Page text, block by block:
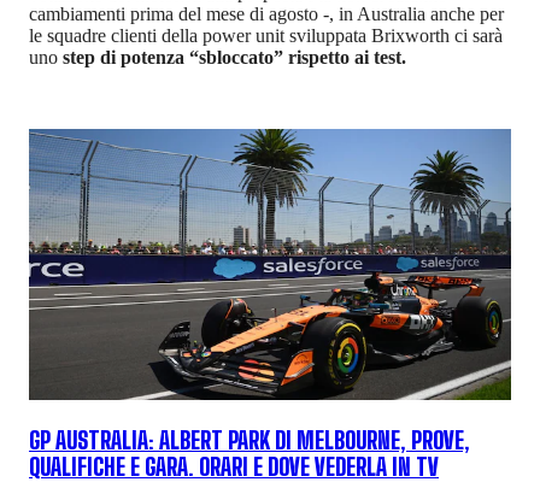
cambiamenti prima del mese di agosto -, in Australia anche per
le squadre clienti della power unit sviluppata Brixworth ci sarà
uno step di potenza “sbloccato” rispetto ai test.
GP AUSTRALIA: ALBERT PARK DI MELBOURNE, PROVE,
QUALIFICHE E GARA. ORARI E DOVE VEDERLA IN TV